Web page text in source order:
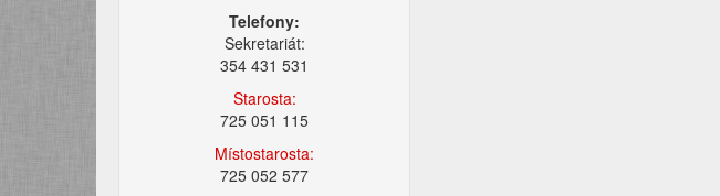
Telefony:
Sekretariát:
354 431 531
Starosta:
725 051 115
Místostarosta:
725 052 577